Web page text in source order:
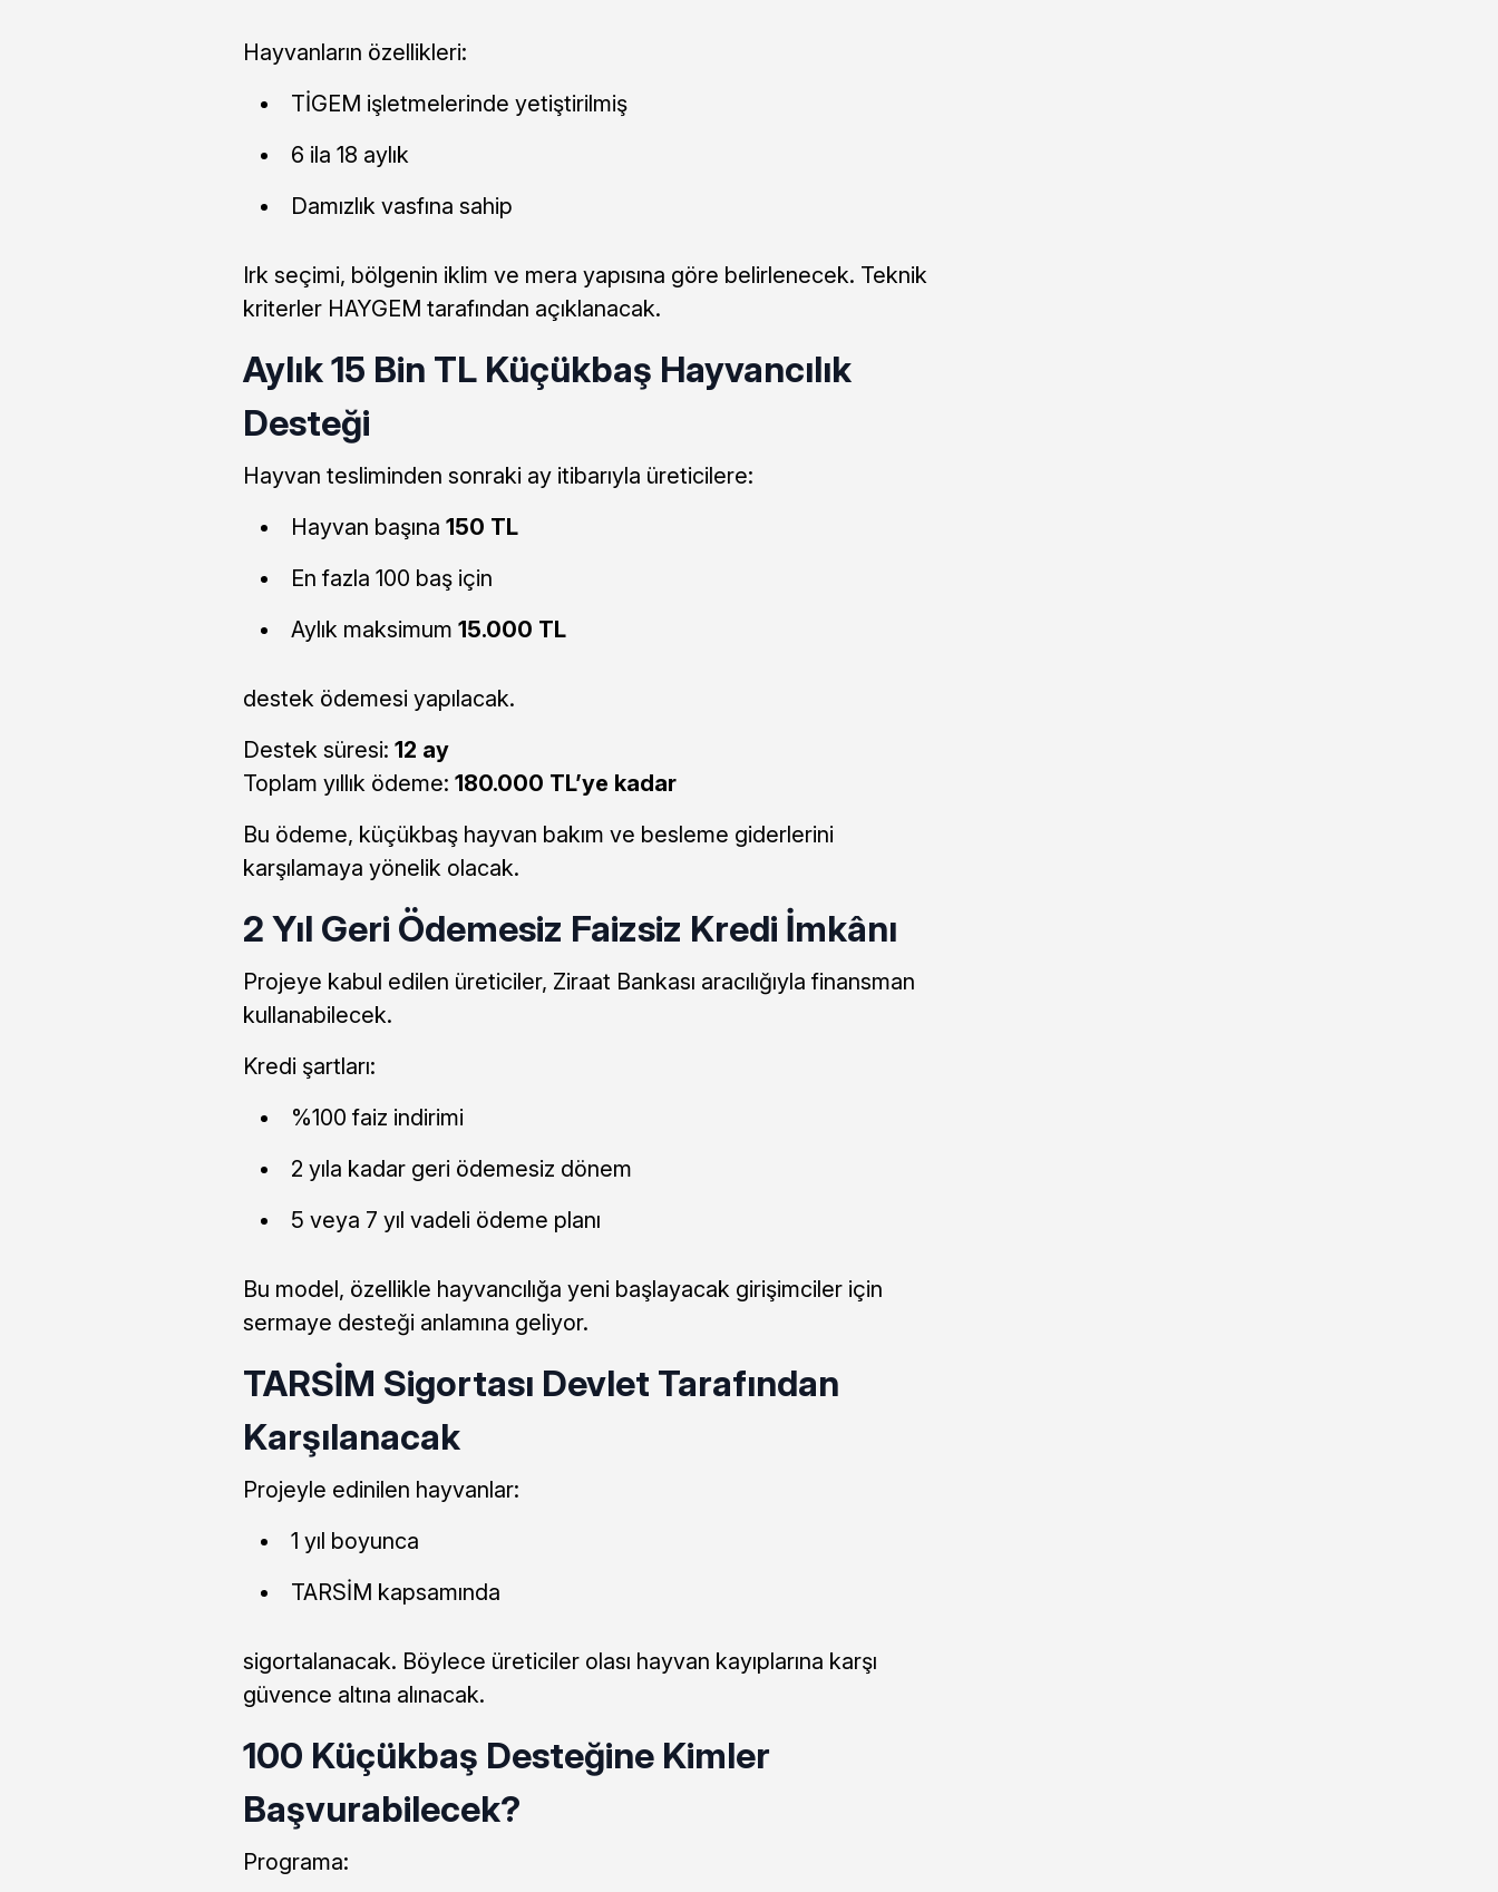
Hayvanların özellikleri:
TİGEM işletmelerinde yetiştirilmiş
6 ila 18 aylık
Damızlık vasfına sahip
Irk seçimi, bölgenin iklim ve mera yapısına göre belirlenecek. Teknik
kriterler HAYGEM tarafından açıklanacak.
Aylık 15 Bin TL Küçükbaş Hayvancılık
Desteği
Hayvan tesliminden sonraki ay itibarıyla üreticilere:
Hayvan başına 150 TL
En fazla 100 baş için
Aylık maksimum 15.000 TL
destek ödemesi yapılacak.
Destek süresi: 12 ay
Toplam yıllık ödeme: 180.000 TL’ye kadar
Bu ödeme, küçükbaş hayvan bakım ve besleme giderlerini
karşılamaya yönelik olacak.
2 Yıl Geri Ödemesiz Faizsiz Kredi İmkânı
Projeye kabul edilen üreticiler, Ziraat Bankası aracılığıyla finansman
kullanabilecek.
Kredi şartları:
%100 faiz indirimi
2 yıla kadar geri ödemesiz dönem
5 veya 7 yıl vadeli ödeme planı
Bu model, özellikle hayvancılığa yeni başlayacak girişimciler için
sermaye desteği anlamına geliyor.
TARSİM Sigortası Devlet Tarafından
Karşılanacak
Projeyle edinilen hayvanlar:
1 yıl boyunca
TARSİM kapsamında
sigortalanacak. Böylece üreticiler olası hayvan kayıplarına karşı
güvence altına alınacak.
100 Küçükbaş Desteğine Kimler
Başvurabilecek?
Programa: